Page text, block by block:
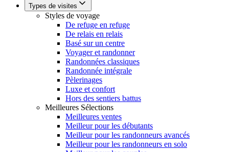
Types de visites
Styles de voyage
De refuge en refuge
De relais en relais
Basé sur un centre
Voyager et randonner
Randonnées classiques
Randonnée intégrale
Pèlerinages
Luxe et confort
Hors des sentiers battus
Meilleures Sélections
Meilleures ventes
Meilleur pour les débutants
Meilleur pour les randonneurs avancés
Meilleur pour les randonneurs en solo